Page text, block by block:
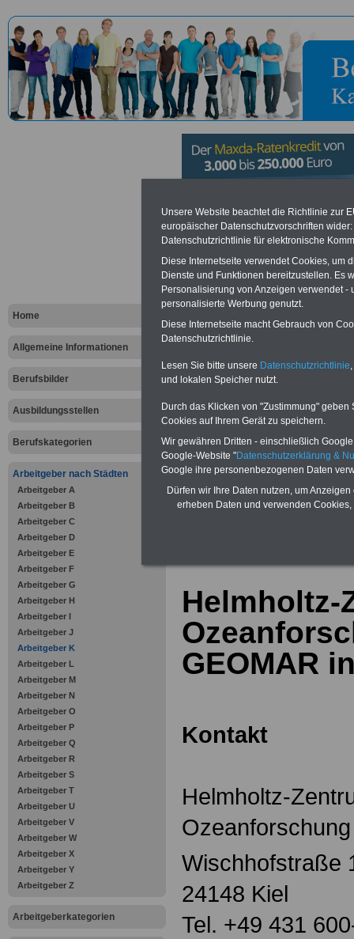
Home
Allgemeine Informationen
Berufsbilder
Ausbildungsstellen
Berufskategorien
Arbeitgeber nach Städten
Arbeitgeber A
Arbeitgeber B
Arbeitgeber C
Arbeitgeber D
Arbeitgeber E
Arbeitgeber F
Arbeitgeber G
Arbeitgeber H
Arbeitgeber I
Arbeitgeber J
Arbeitgeber K
Arbeitgeber L
Arbeitgeber M
Arbeitgeber N
Arbeitgeber O
Arbeitgeber P
Arbeitgeber Q
Arbeitgeber R
Arbeitgeber S
Arbeitgeber T
Arbeitgeber U
Arbeitgeber V
Arbeitgeber W
Arbeitgeber X
Arbeitgeber Y
Arbeitgeber Z
Arbeitgeberkategorien
Helmholtz-
GEOMAR
Vorteile für den öffentlichen
Vergleichen und sparen
Berufsunfähigkeitsabsicherung-
Krankenzusatzversicherung
Krankenkassen-
Zahnzusatzversicherung
Krankenversicherung
Helmholtz-
GEOMAR
Kontakt
Helmholtz-
Wischhofstraße
24148 Kiel
Tel. +49 431
Unsere Website beachtet die Richtlinie zur
europäischer Datenschutzvorschriften
Datenschutzrichtlinie für elektronische
Diese Internetseite verwendet Cookies, um
Dienste und Funktionen bereitzustellen. Es
Personalisierung von Anzeigen verwendet
personalisierte Werbung genutzt.
Diese Internetseite macht Gebrauch von
Datenschutzrichtlinie.
Lesen Sie bitte unsere Datenschutzrichtlinie
und lokalen Speicher nutzt.
Durch das Klicken von "Zustimmung"
Cookies auf Ihrem Gerät zu speichern.
Wir gewähren Dritten - einschließlich
Google-Website "Datenschutzerklärung &
Google ihre personenbezogenen Daten
Dürfen wir Ihre Daten nutzen, um
erheben Daten und verwenden